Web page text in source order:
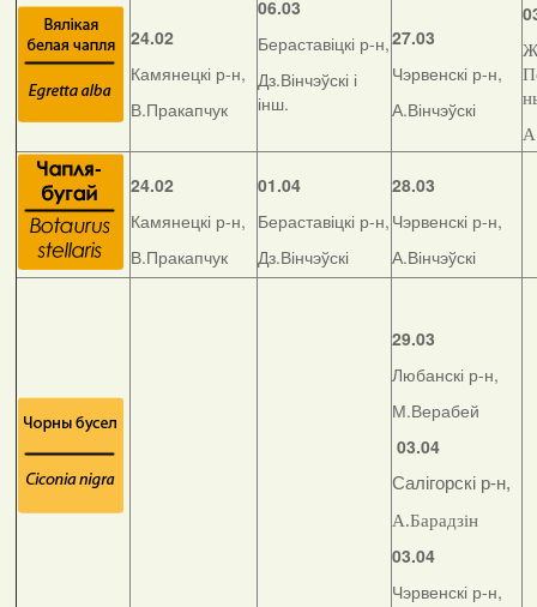
24.02
Камянецкі р-н,
В.Пракапчук
06.03
Бераставіцкі р-н,
Дз.Вінчэўскі і
інш.
27.03
Чэрвенскі р-н,
А.Вінчэўскі
24.02
Камянецкі р-н,
В.Пракапчук
01.04
Бераставіцкі р-н,
Дз.Вінчэўскі
28.03
Чэрвенскі р-н,
А.Вінчэўскі
29.03
Любанскі р-н,
М.Верабей
03.04
Салігорскі р-н,
А.Барадзін
03.04
Чэрвенскі р-н,